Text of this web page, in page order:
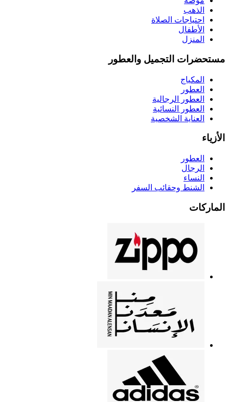
الذهب
احتياجات الصلاة
الأطفال
المنزل
مستحضرات التجميل والعطور
المكياج
العطور
العطور الرجالية
العطور النسائية
العناية الشخصية
الأزياء
العطور
الرجال
النساء
الشنط وحقائب السفر
الماركات